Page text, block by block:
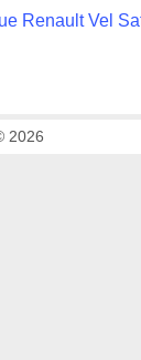
Renault Vel
2026